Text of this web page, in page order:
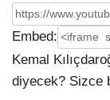
Embed:
Kemal
diyecek? Sizce